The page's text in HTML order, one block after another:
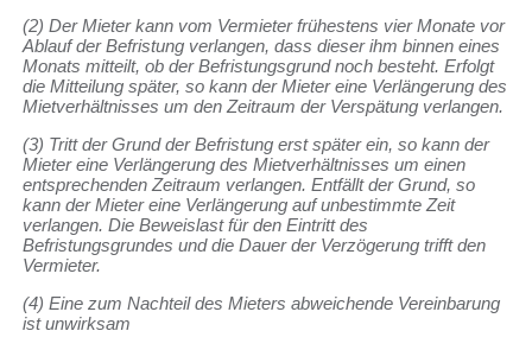
(2) Der Mieter kann vom Vermieter frühestens vier Monate vor
Ablauf der Befristung verlangen, dass dieser ihm binnen eines
Monats mitteilt, ob der Befristungsgrund noch besteht. Erfolgt
die Mitteilung später, so kann der Mieter eine Verlängerung des
Mietverhältnisses um den Zeitraum der Verspätung verlangen.
(3) Tritt der Grund der Befristung erst später ein, so kann der
Mieter eine Verlängerung des Mietverhältnisses um einen
entsprechenden Zeitraum verlangen. Entfällt der Grund, so
kann der Mieter eine Verlängerung auf unbestimmte Zeit
verlangen. Die Beweislast für den Eintritt des
Befristungsgrundes und die Dauer der Verzögerung trifft den
Vermieter.
(4) Eine zum Nachteil des Mieters abweichende Vereinbarung
ist unwirksam